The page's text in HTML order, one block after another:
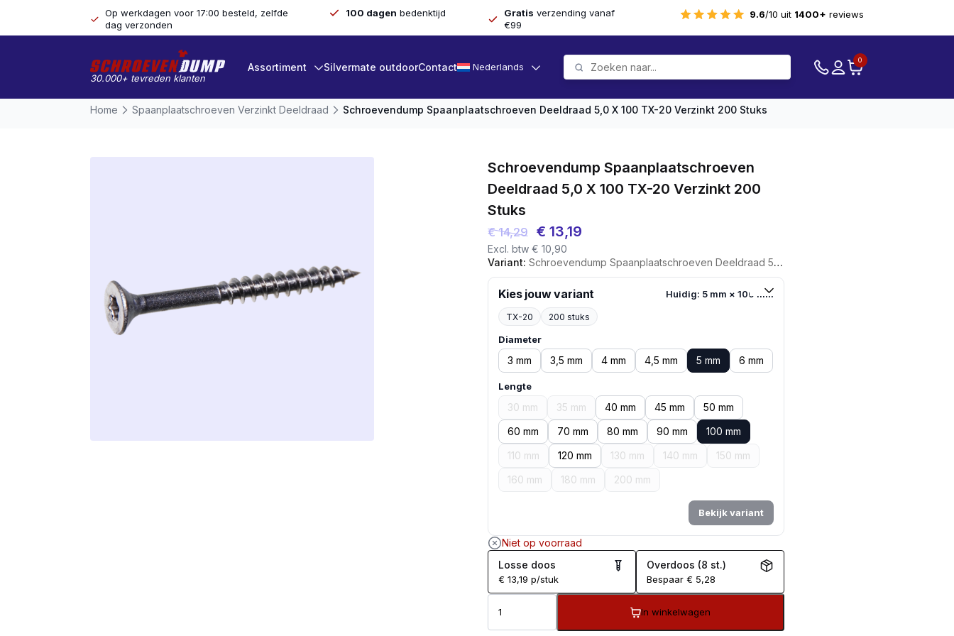
Op werkdagen voor 17:00 besteld, zelfde
dag verzonden
100 dagen bedenktijd Gratis verzending vanaf
€99
9.6/10 uit 1400+ reviews
30.000+ tevreden klanten
Assortiment Silvermate outdoorContact Nederlands
0
Home Spaanplaatschroeven Verzinkt Deeldraad Schroevendump Spaanplaatschroeven Deeldraad 5,0 X 100 TX-20 Verzinkt 200 Stuks
Schroevendump Spaanplaatschroeven
Deeldraad 5,0 X 100 TX-20 Verzinkt 200
Stuks
€14,29
Oorspronkelijke
prijs
was:
€ 14,29.
€ 13,19Huidige
is:
€ 13,19.
Excl. btw € 10,90
Variant: Schroevendump Spaanplaatschroeven Deeldraad 5,0 X 100 TX-20 Verzinkt 200 Stuks
Kies jouw variant Huidig: 5 mm × 100 mm
TX-20 200 stuks
Diameter
3 mm 3,5 mm 4 mm 4,5 mm 5 mm 6 mm
Lengte
30 mm 35 mm 40 mm 45 mm
50 mm
60 mm
70 mm 80 mm 90 mm
100 mm
110 mm
120 mm 130 mm 140 mm
150 mm
160 mm
180 mm 200 mm
Bekijk variant
Niet op voorraad
Losse doos
€ 13,19 p/stuk
Overdoos (8 st.)
Bespaar € 5,28
In winkelwagen